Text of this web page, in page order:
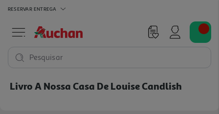
RESERVAR ENTREGA
Pesquisar
Livro A Nossa Casa De Louise Candlish